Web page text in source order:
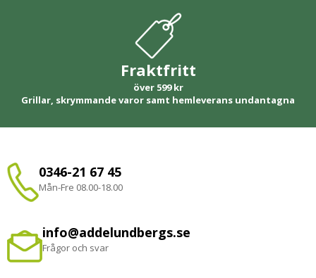
Fraktfritt
över 599 kr
Grillar, skrymmande varor samt hemleverans undantagna
0346-21 67 45
Mån-Fre 08.00-18.00
info@addelundbergs.se
Frågor och svar